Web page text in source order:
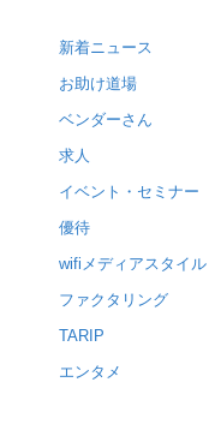
新着ニュース
お助け道場
ベンダーさん
求人
イベント・セミナー
優待
wifiメディアスタイル
ファクタリング
TARIP
エンタメ